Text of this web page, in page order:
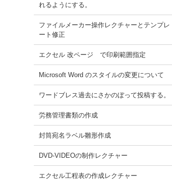
れるようにする。
ファイルメーカー操作レクチャーとテンプレ
ート修正
エクセル 改ページ で印刷範囲指定
Microsoft Word のスタイルの変更について
ワードブレス過去にさかのぼって投稿する。
労務管理書類の作成
封筒宛名ラベル雛形作成
DVD-VIDEOの制作レクチャー
エクセル工程表の作成レクチャー